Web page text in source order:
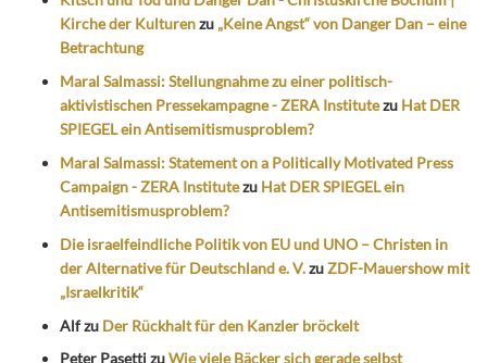
Kirche der Kulturenzu „Keine Angst“ von Danger Dan – eine
Betrachtung
Maral Salmassi: Stellungnahme zu einer politisch-
aktivistischen Pressekampagne - ZERA Institutezu Hat DER
SPIEGEL ein Antisemitismusproblem?
Maral Salmassi: Statement on a Politically Motivated Press
Campaign - ZERA Institutezu Hat DER SPIEGEL ein
Antisemitismusproblem?
Die israelfeindliche Politik von EU und UNO – Christen in
der Alternative für Deutschland e. V.zuZDF-Mauershow mit
„Israelkritik“
Alfzu Der Rückhalt für den Kanzler bröckelt
Peter PasettizuWie viele Bäcker sich gerade selbst